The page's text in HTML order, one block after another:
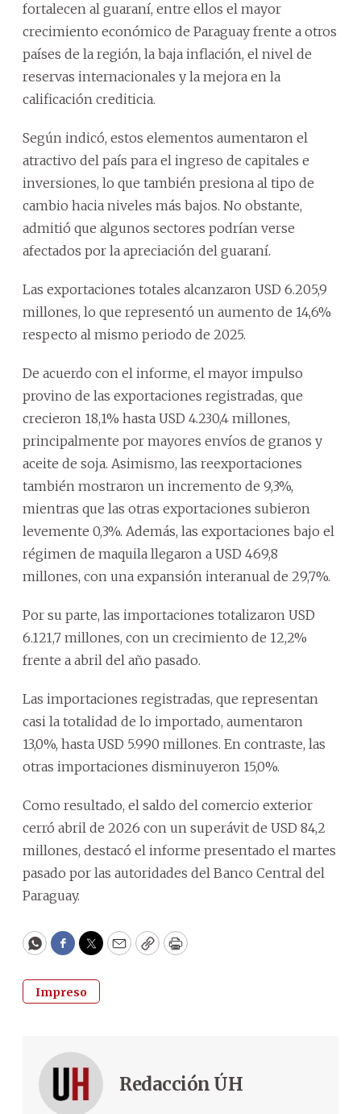
fortalecen al guaraní, entre ellos el mayor
crecimiento económico de Paraguay frente a otros
países de la región, la baja inflación, el nivel de
reservas internacionales y la mejora en la
calificación crediticia.
Según indicó, estos elementos aumentaron el
atractivo del país para el ingreso de capitales e
inversiones, lo que también presiona al tipo de
cambio hacia niveles más bajos. No obstante,
admitió que algunos sectores podrían verse
afectados por la apreciación del guaraní.
Las exportaciones totales alcanzaron USD 6.205,9
millones, lo que representó un aumento de 14,6%
respecto al mismo periodo de 2025.
De acuerdo con el informe, el mayor impulso
provino de las exportaciones registradas, que
crecieron 18,1% hasta USD 4.230,4 millones,
principalmente por mayores envíos de granos y
aceite de soja. Asimismo, las reexportaciones
también mostraron un incremento de 9,3%,
mientras que las otras exportaciones subieron
levemente 0,3%. Además, las exportaciones bajo el
régimen de maquila llegaron a USD 469,8
millones, con una expansión interanual de 29,7%.
Por su parte, las importaciones totalizaron USD
6.121,7 millones, con un crecimiento de 12,2%
frente a abril del año pasado.
Las importaciones registradas, que representan
casi la totalidad de lo importado, aumentaron
13,0%, hasta USD 5.990 millones. En contraste, las
otras importaciones disminuyeron 15,0%.
Como resultado, el saldo del comercio exterior
cerró abril de 2026 con un superávit de USD 84,2
millones, destacó el informe presentado el martes
pasado por las autoridades del Banco Central del
Paraguay.
WhatsApp
Facebook
Twitter
EmailCopyPrint
Impreso
Redacción ÚH